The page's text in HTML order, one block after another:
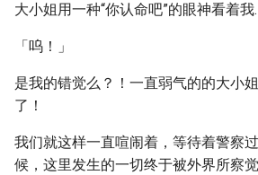
大小姐用一种“你认命吧”的眼神看着
「呜！」
是我的错觉么？！一直弱气的的大小
了！
我们就这样一直喧闹着，等待着警察
候，这里发生的一切终于被外界所察